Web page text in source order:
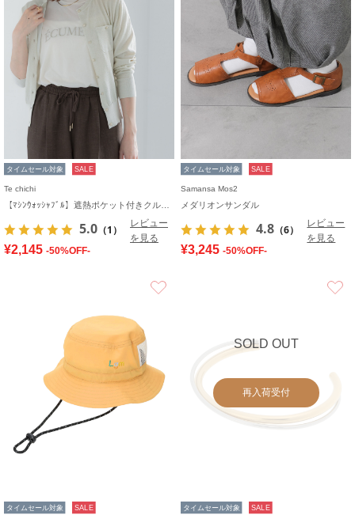
タイムセール対象 SALE
Te chichi
5.0 （1）
レビュー
を見る
¥2,145 -50%OFF-
タイムセール対象 SALE
Samansa Mos2
メダリオンサンダル
4.8 （6）
レビュー
を見る
¥3,245 -50%OFF-
タイムセール対象 SALE
SOLD OUT
再入荷受付
タイムセール対象 SALE